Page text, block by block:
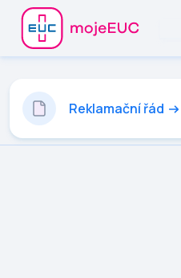
Reklamační řád